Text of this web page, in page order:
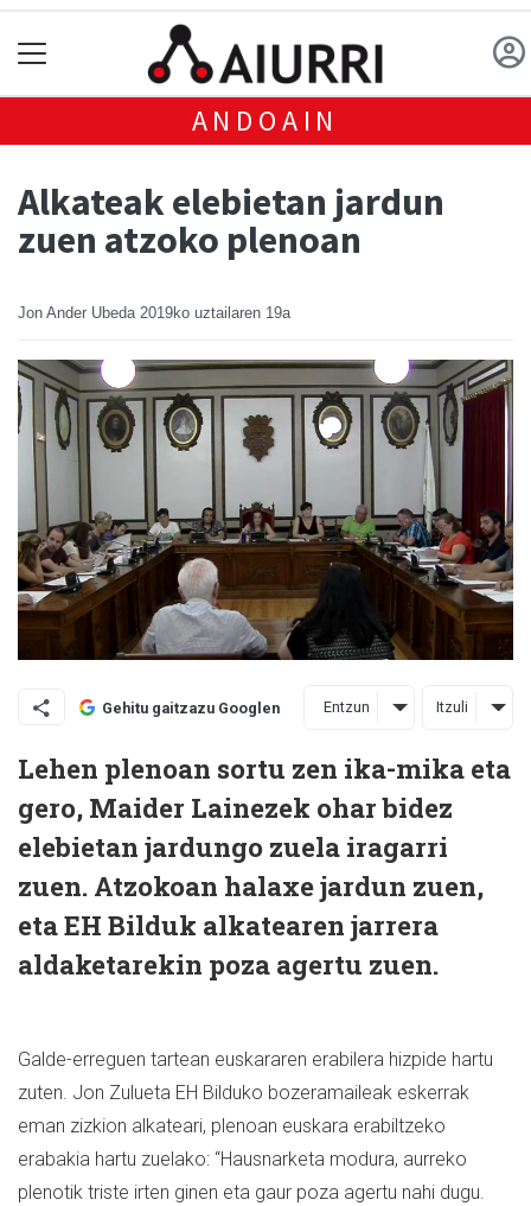
ANDOAIN
Alkateak elebietan jardun
zuen atzoko plenoan
Jon Ander Ubeda 2019ko uztailaren 19a
Gehitu gaitzazu Googlen Entzun Itzuli
Lehen plenoan sortu zen ika-mika eta
gero, Maider Lainezek ohar bidez
elebietan jardungo zuela iragarri
zuen. Atzokoan halaxe jardun zuen,
eta EH Bilduk alkatearen jarrera
aldaketarekin poza agertu zuen.
Galde-erreguen tartean euskararen erabilera hizpide hartu
zuten. Jon Zulueta EH Bilduko bozeramaileak eskerrak
eman zizkion alkateari, plenoan euskara erabiltzeko
erabakia hartu zuelako: “Hausnarketa modura, aurreko
plenotik triste irten ginen eta gaur poza agertu nahi dugu.